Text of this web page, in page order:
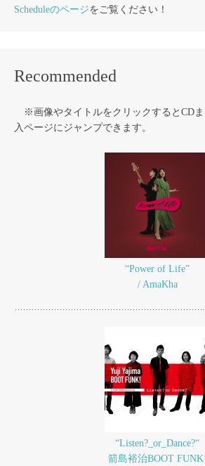
Scheduleのページをご覧ください！
Recommended
※画像やタイトルをクリックするとCD
入ページにジャンプできます。
“Power of Life”
/ AmaKha
“Listen?_or_Dance?“
箭島裕治BOOT FUNK!